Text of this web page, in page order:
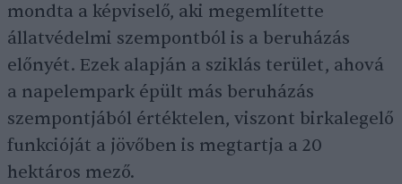
mondta a képviselő, aki megemlítette
állatvédelmi szempontból is a beruházás
előnyét. Ezek alapján a sziklás terület, ahová
a napelempark épült más beruházás
szempontjából értéktelen, viszont birkalegelő
funkcióját a jövőben is megtartja a 20
hektáros mező.